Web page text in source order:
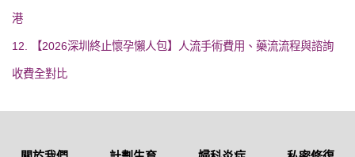
港
12. 【2026深圳終止懷孕懶人包】人流手術費用、藥流流程與諮詢
收費全對比